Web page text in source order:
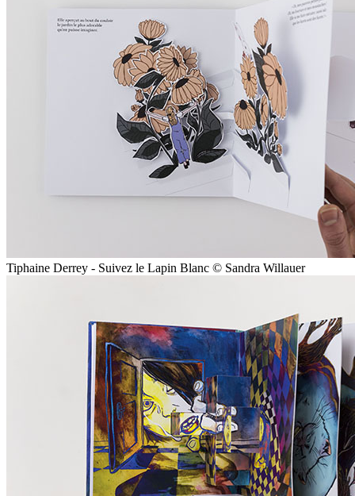
Tiphaine Derrey - Suivez le Lapin Blanc © Sandra Willauer